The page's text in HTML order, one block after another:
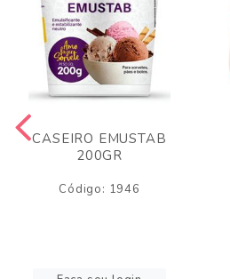
CASEIRO EMUSTAB
200GR
Código: 1946